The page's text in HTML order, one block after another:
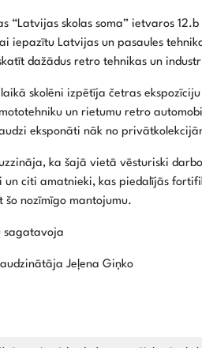
“Latvijas skolas soma” ietvaros
iepazītu Latvijas un pasaules
dažādus retro tehnikas un
laikā skolēni izpētīja četras
un rietumu retro
eksponāti nāk no
ka šajā vietā vēsturiski
un citi amatnieki, kas piedalījās
šo nozīmīgo mantojumu.
sagatavoja
audzinātāja Jeļena Giņko